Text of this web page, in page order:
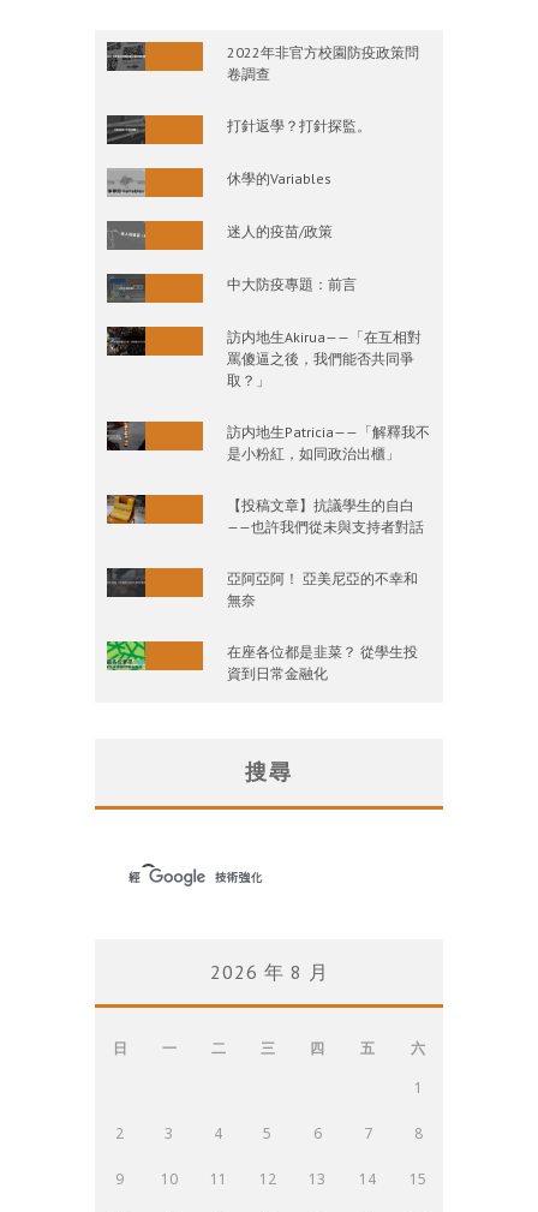
2022年非官方校園防疫政策問
卷調查
打針返學？打針探監。
休學的Variables
迷人的疫苗/政策
中大防疫專題：前言
訪内地生Akirua——「在互相對
罵傻逼之後，我們能否共同爭
取？」
訪内地生Patricia——「解釋我不
是小粉紅，如同政治出櫃」
【投稿文章】抗議學生的自白
——也許我們從未與支持者對話
亞阿亞阿！ 亞美尼亞的不幸和
無奈
在座各位都是韭菜？ 從學生投
資到日常金融化
搜尋
2026 年 8 月
日 一 二 三 四 五
六
1
2 3 4 5 6 7 8
9 10 11 12 13 14 15